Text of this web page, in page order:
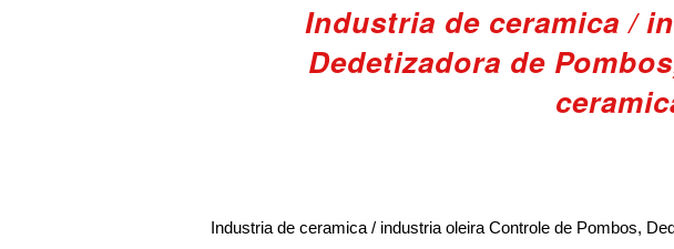
Industria de ceramica /
Dedetizadora de
Industria de ceramica / industria oleira Controle de Pombos,